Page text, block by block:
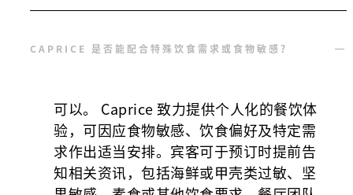
CAPRICE 是否能配合特殊饮食需求或食物敏感？
可以。 Caprice 致力提供个人化的餐饮体
验，可因应食物敏感、饮食偏好及特定需
求作出适当安排。宾客可于预订时提前告
知相关资讯，包括海鲜或甲壳类过敏、坚